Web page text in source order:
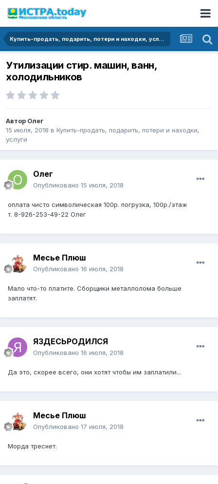
Купить-продать, подарить, потери и находки, услуги
Утилизации стир. машин, ванн,
холодильников
Автор Олег
15 июля, 2018 в Купить-продать, подарить, потери и находки,
услуги
Олег
Опубликовано 15 июля, 2018
оплата чисто символическая 100р. погрузка, 100р./этаж
т. 8-926-253-49-22 Олег
Месье Плюш
Опубликовано 16 июля, 2018
Мало что-то платите. Сборщики металлолома больше
заплатят.
ЯЗДЕСЬРОДИЛСЯ
Опубликовано 16 июля, 2018
Да это, скорее всего, они хотят чтобы им заплатили...
Месье Плюш
Опубликовано 17 июля, 2018
Морда треснет.